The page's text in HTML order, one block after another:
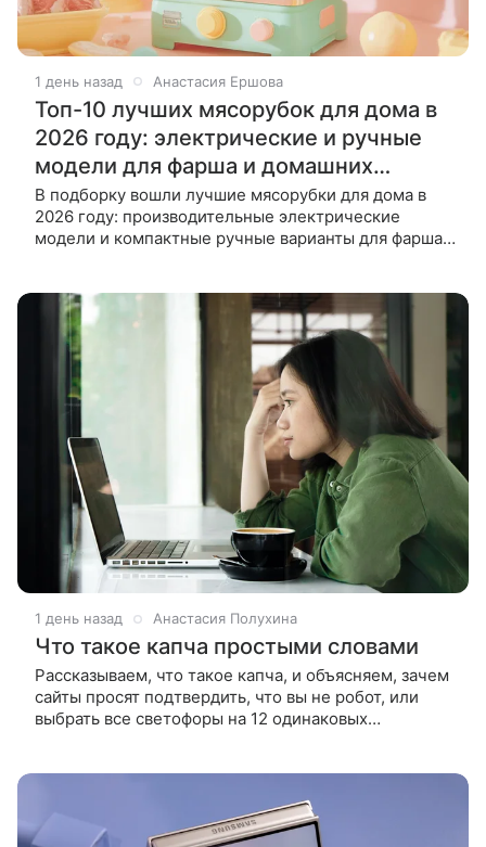
1 день назад Анастасия Ершова
Топ-10 лучших мясорубок для дома в
2026 году: электрические и ручные
модели для фарша и домашних
заготовок
В подборку вошли лучшие мясорубки для дома в
2026 году: производительные электрические
модели и компактные ручные варианты для фарша
1 день назад Анастасия Полухина
Что такое капча простыми словами
Рассказываем, что такое капча, и объясняем, зачем
сайты просят подтвердить, что вы не робот, или
выбрать все светофоры на 12 одинаковых